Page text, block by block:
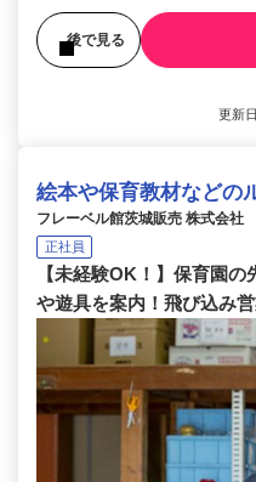
後で見る
更新
絵本や保育教材などの
フレーベル館茨城販売 株式会社
正社員
【未経験OK！】保育園
や遊具を案内！飛び込み